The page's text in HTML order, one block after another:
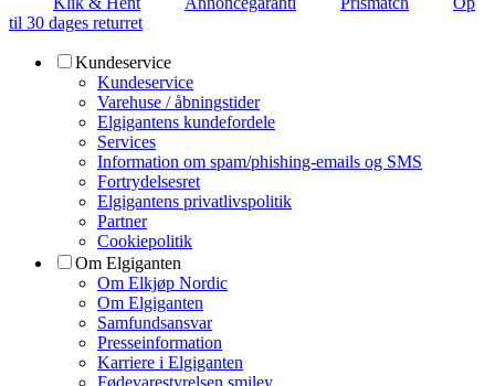
til 30 dages returret
Kundeservice
Kundeservice
Varehuse / åbningstider
Elgigantens kundefordele
Services
Information om spam/phishing-emails og SMS
Fortrydelsesret
Elgigantens privatlivspolitik
Partner
Cookiepolitik
Om Elgiganten
Om Elkjøp Nordic
Om Elgiganten
Samfundsansvar
Presseinformation
Karriere i Elgiganten
Fødevarestyrelsen smiley